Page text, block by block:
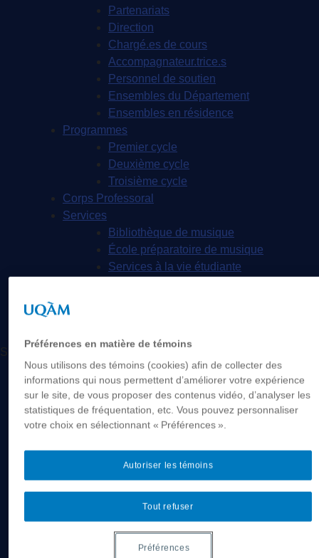
Partenariats
Direction
Chargé.es de cours
Accompagnateur.trice.s
Personnel de soutien
Ensembles du Département
Ensembles en résidence
Programmes
Premier cycle
Deuxième cycle
Troisième cycle
Corps Professoral
Services
Bibliothèque de musique
École préparatoire de musique
Services à la vie étudiante
Suivez-nous
Facebook
Youtube
Instagram
Inscription aux tests d’admission
Conditions d’admission
Critères d’audition
Exemples de tests d’admission
Futur.es étudiant.es
Préférences en matière de témoins
Nous utilisons des témoins (cookies) afin de collecter des
informations qui nous permettent d’améliorer votre expérience
sur le site, de vous proposer des contenus vidéo, d’analyser les
statistiques de fréquentation, etc. Vous pouvez personnaliser
votre choix en sélectionnant « Préférences ».
Tout refuser
Autoriser les témoins
Préférences